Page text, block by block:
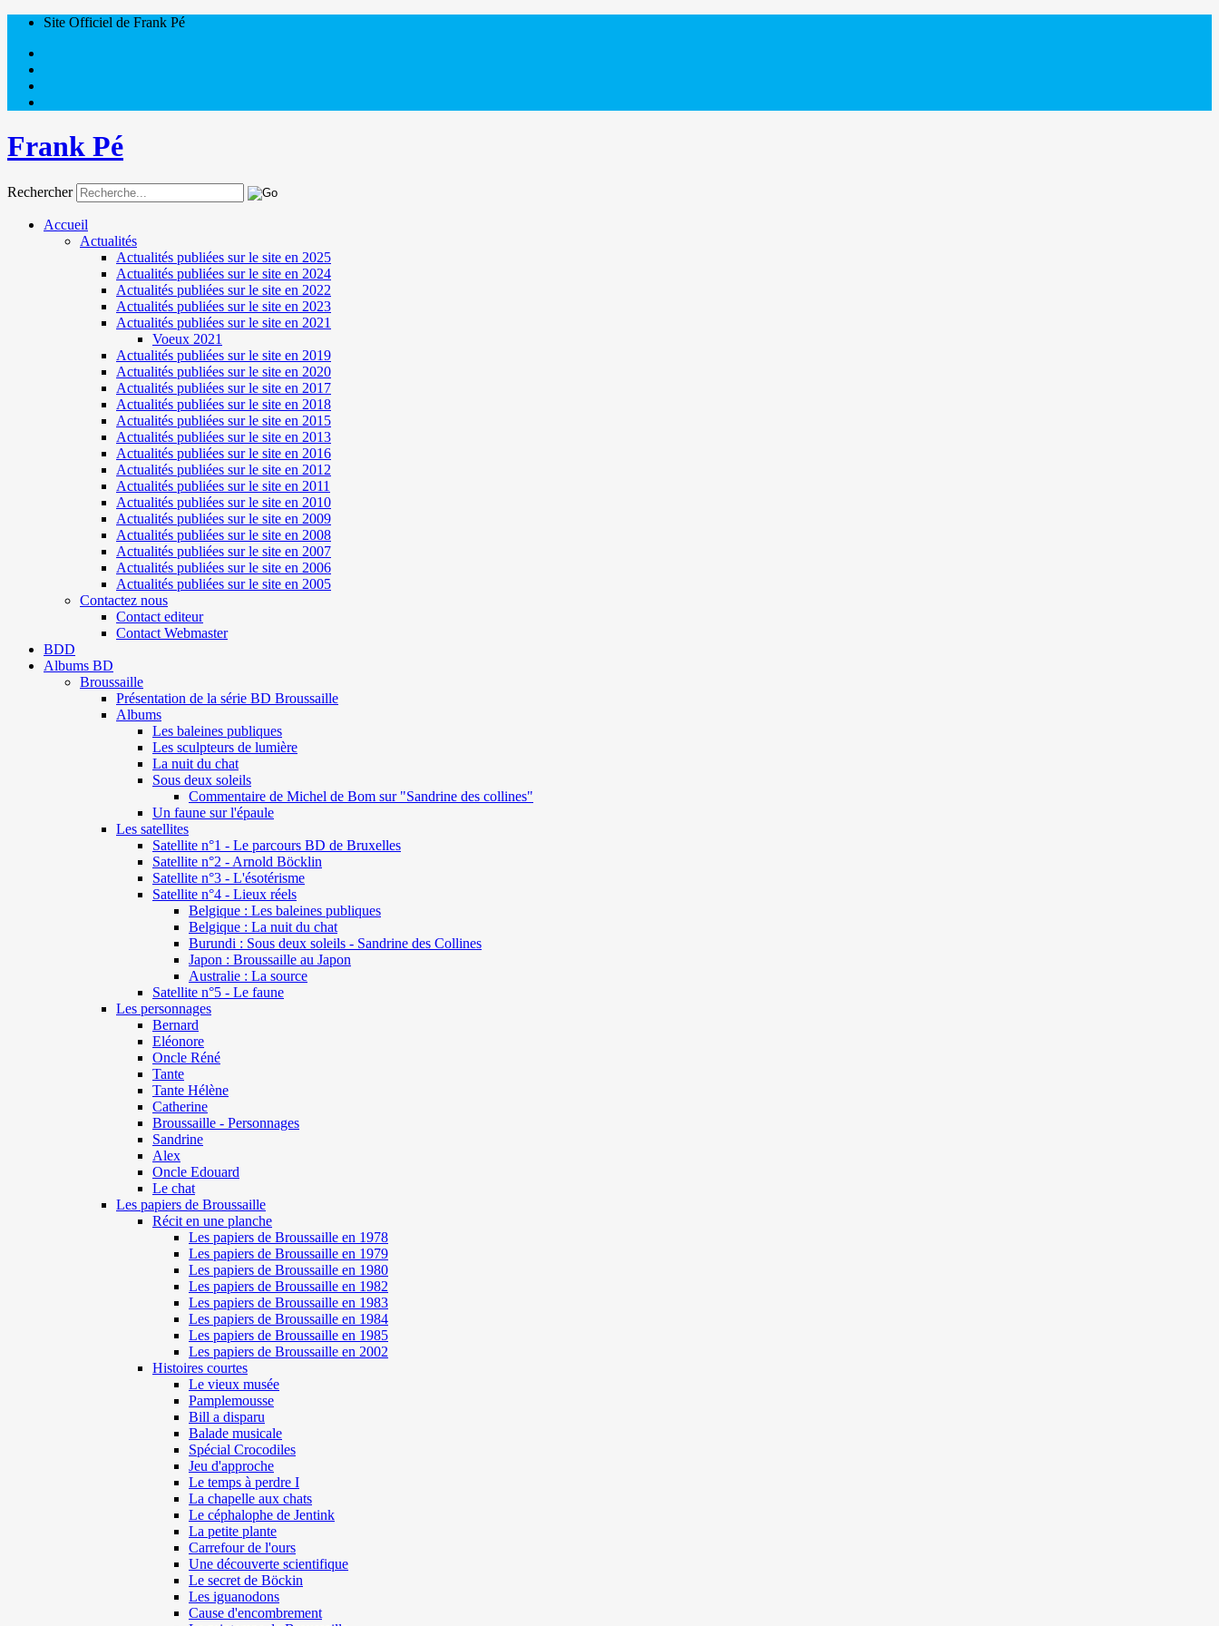
Site Officiel de Frank Pé
Frank Pé
Rechercher
Accueil
Actualités
Actualités publiées sur le site en 2025
Actualités publiées sur le site en 2024
Actualités publiées sur le site en 2022
Actualités publiées sur le site en 2023
Actualités publiées sur le site en 2021
Voeux 2021
Actualités publiées sur le site en 2019
Actualités publiées sur le site en 2020
Actualités publiées sur le site en 2017
Actualités publiées sur le site en 2018
Actualités publiées sur le site en 2015
Actualités publiées sur le site en 2013
Actualités publiées sur le site en 2016
Actualités publiées sur le site en 2012
Actualités publiées sur le site en 2011
Actualités publiées sur le site en 2010
Actualités publiées sur le site en 2009
Actualités publiées sur le site en 2008
Actualités publiées sur le site en 2007
Actualités publiées sur le site en 2006
Actualités publiées sur le site en 2005
Contactez nous
Contact editeur
Contact Webmaster
BDD
Albums BD
Broussaille
Présentation de la série BD Broussaille
Albums
Les baleines publiques
Les sculpteurs de lumière
La nuit du chat
Sous deux soleils
Commentaire de Michel de Bom sur "Sandrine des collines"
Un faune sur l'épaule
Les satellites
Satellite n°1 - Le parcours BD de Bruxelles
Satellite n°2 - Arnold Böcklin
Satellite n°3 - L'ésotérisme
Satellite n°4 - Lieux réels
Belgique : Les baleines publiques
Belgique : La nuit du chat
Burundi : Sous deux soleils - Sandrine des Collines
Japon : Broussaille au Japon
Australie : La source
Satellite n°5 - Le faune
Les personnages
Bernard
Eléonore
Oncle Réné
Tante
Tante Hélène
Catherine
Broussaille - Personnages
Sandrine
Alex
Oncle Edouard
Le chat
Les papiers de Broussaille
Récit en une planche
Les papiers de Broussaille en 1978
Les papiers de Broussaille en 1979
Les papiers de Broussaille en 1980
Les papiers de Broussaille en 1982
Les papiers de Broussaille en 1983
Les papiers de Broussaille en 1984
Les papiers de Broussaille en 1985
Les papiers de Broussaille en 2002
Histoires courtes
Le vieux musée
Pamplemousse
Bill a disparu
Balade musicale
Spécial Crocodiles
Jeu d'approche
Le temps à perdre I
La chapelle aux chats
Le céphalophe de Jentink
La petite plante
Carrefour de l'ours
Une découverte scientifique
Le secret de Böckin
Les iguanodons
Cause d'encombrement